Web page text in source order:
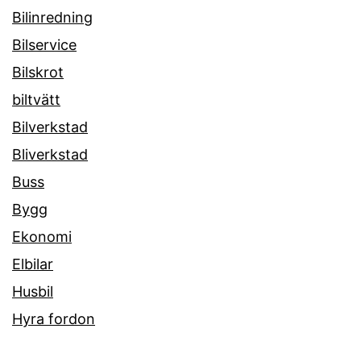
Bilinredning
Bilservice
Bilskrot
biltvätt
Bilverkstad
Bliverkstad
Buss
Bygg
Ekonomi
Elbilar
Husbil
Hyra fordon